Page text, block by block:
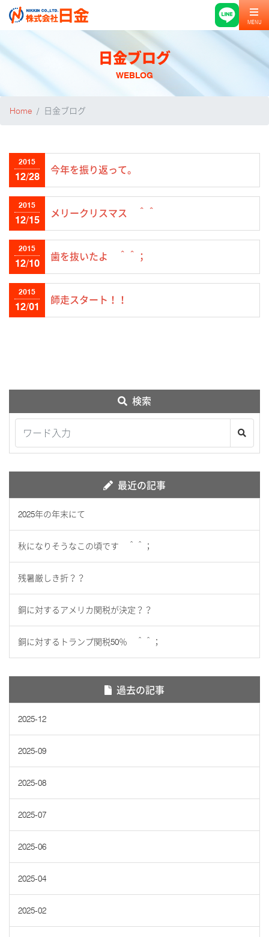
MENU
日金ブログ
WEBLOG
Home 日金ブログ
2015
12/28
今年を振り返って。
2015
12/15
メリークリスマス ＾＾
2015
12/10
歯を抜いたよ ＾＾；
2015
12/01
師走スタート！！
検索
最近の記事
2025年の年末にて
秋になりそうなこの頃です ＾＾；
残暑厳しき折？？
銅に対するアメリカ関税が決定？？
銅に対するトランプ関税50％ ＾＾；
過去の記事
2025-12
2025-09
2025-08
2025-07
2025-06
2025-04
2025-02